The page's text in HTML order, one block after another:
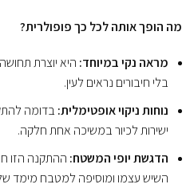
מה הופך אותה לכל כך פופולרית?
מראה נקי במיוחד: היא יוצרת
בלי חיבורים נראים לעין.
נוחות ניקוי אופטימלית: בדומה
ישירות לכיור במשיכה אחת חלקה.
הדגשת יופי המשטח: ההתקנה הזו
השיש עצמו ומוסיפה למטבח מימד של